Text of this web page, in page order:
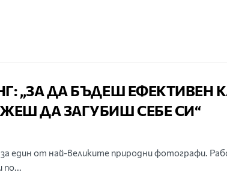
„ЗА ДА БЪДЕШ ЕФЕКТИВЕН
ДА ЗАГУБИШ СЕБЕ СИ“
един от най-великите природни фотографи.